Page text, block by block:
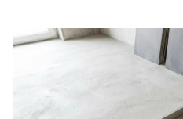
gagner du temps, mais elle
systématiquement la
résultat durable. La